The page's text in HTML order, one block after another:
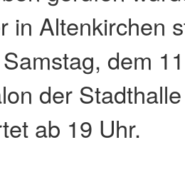
in Altenkirchen
dem
der
ab 19 Uhr.